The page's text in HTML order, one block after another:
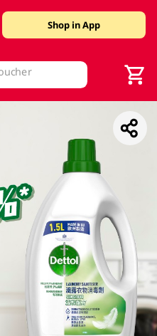
Shop in App